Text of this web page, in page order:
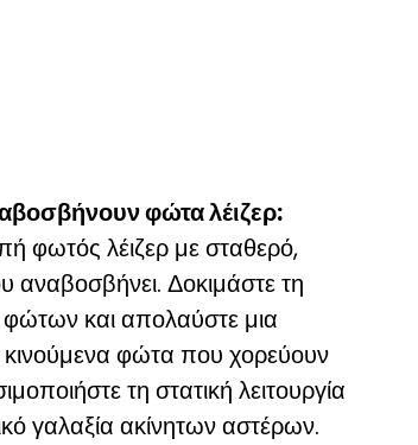
φώτα λέιζερ:
φωτός λέιζερ με σταθερό,
Δοκιμάστε τη
και απολαύστε μια
φώτα που χορεύουν
τη στατική λειτουργία
γαλαξία ακίνητων αστέρων.